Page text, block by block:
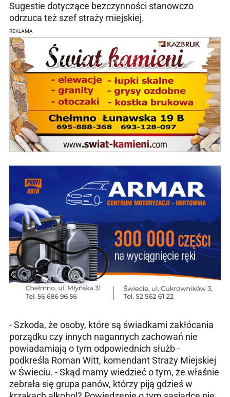
Sugestie dotyczące bezczynności stanowczo
odrzuca też szef straży miejskiej.
REKLAMA
- Szkoda, że osoby, które są świadkami zakłócania
porządku czy innych nagannych zachowań nie
powiadamiają o tym odpowiednich służb -
podkreśla Roman Witt, komendant Straży Miejskiej
w Świeciu. - Skąd mamy wiedzieć o tym, że właśnie
zebrała się grupa panów, którzy piją gdzieś w